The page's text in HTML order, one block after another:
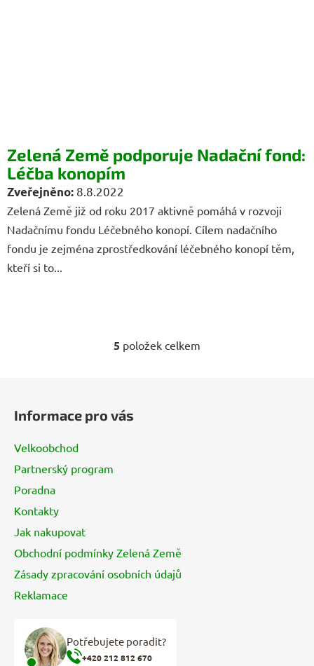
Zelená Země podporuje Nadační fond:
Léčba konopím
8.8.2022
Zelená Země již od roku 2017 aktivně pomáhá v rozvoji
Nadačnímu fondu Léčebného konopí. Cílem nadačního
fondu je zejména zprostředkování léčebného konopí těm,
kteří si to...
O
v
ý
p
5 položek celkem
Informace pro vás
Velkoobchod
Partnerský program
Poradna
Kontakty
Jak nakupovat
Obchodní podmínky Zelená Země
Zásady zpracování osobních údajů
Reklamace
Potřebujete poradit?
+420 212 812 670